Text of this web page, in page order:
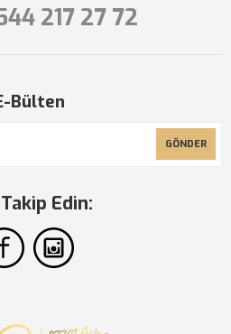
217 27 72
Bülten
GÖNDER
Edin: